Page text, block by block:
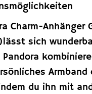
Charm-Anhänger
sich
Pandora
Armband
du ihn mit